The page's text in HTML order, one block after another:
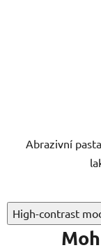
Abrazivní
High-contrast